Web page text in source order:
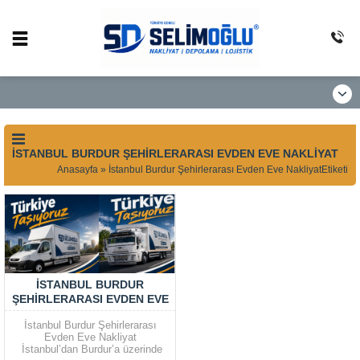
İSTANBUL BURDUR ŞEHIRLERARASI EVDEN EVE NAKLIYAT
Anasayfa » İstanbul Burdur Şehirlerarası Evden Eve NakliyatEtiketi
İSTANBUL BURDUR
ŞEHIRLERARASI EVDEN EVE
NAKLIYAT
İstanbul Burdur Şehirlerarası
Evden Eve Nakliyat
İstanbul’dan Burdur’a üzerinde